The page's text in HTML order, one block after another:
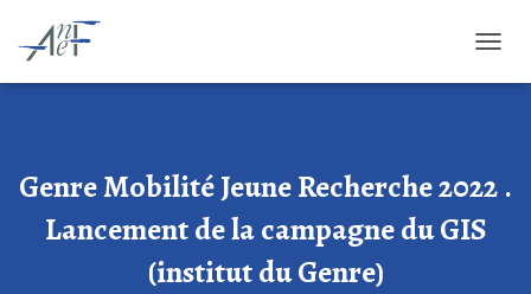
Genre Mobilité Jeune Recherche 2022 .
Lancement de la campagne du GIS
(institut du Genre)